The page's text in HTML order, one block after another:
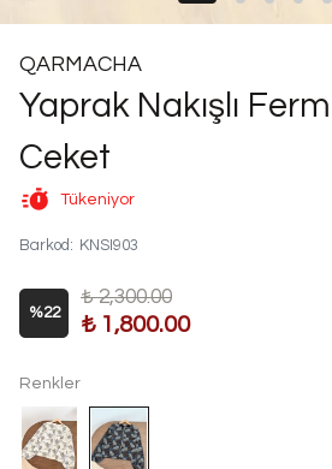
QARMACHA
Yaprak Nakışlı
Ceket
Tükeniyor
Barkod : KNSI903
%22
₺ 2,300.00
₺ 1,800.00
Renkler